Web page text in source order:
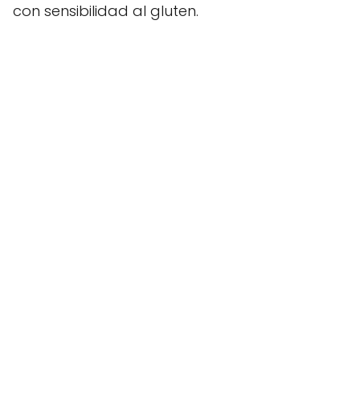
con sensibilidad al gluten.